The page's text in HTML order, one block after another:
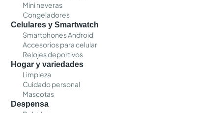
Mini neveras
Congeladores
Celulares y Smartwatch
Smartphones Android
Accesorios para celular
Relojes deportivos
Hogar y variedades
Limpieza
Cuidado personal
Mascotas
Despensa